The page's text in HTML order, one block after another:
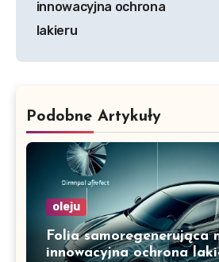
innowacyjna ochrona
lakieru
Podobne Artykuły
oleju
Folia samoregenerująca
innowacyjna ochrona